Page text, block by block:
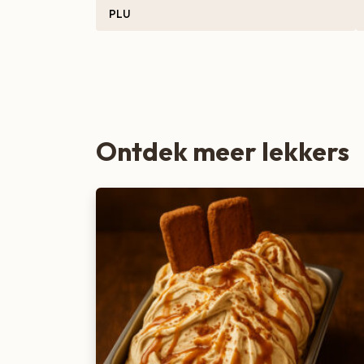
Zoete lekkernijen
PLU
Ontdek meer lekkers